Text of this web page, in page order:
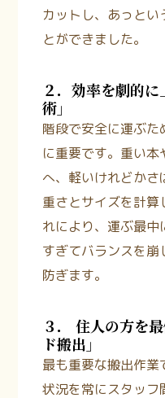
カットし、あっとい
とができました。
２．効率を劇的
術」
階段で安全に運ぶ
に重要です。重い
へ、軽いけれどかさ
重さとサイズを計算
れにより、運ぶ最
すぎてバランスを崩
防ぎます。
３． 住人の方を
ド搬出」
最も重要な搬出作
状況を常にスタッフ